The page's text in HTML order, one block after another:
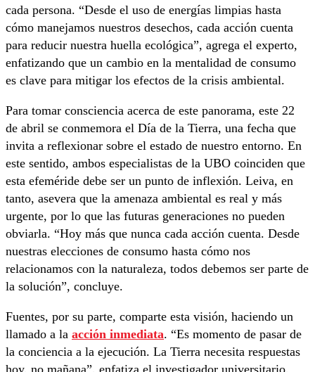
cada persona. “Desde el uso de energías limpias hasta
cómo manejamos nuestros desechos, cada acción cuenta
para reducir nuestra huella ecológica”, agrega el experto,
enfatizando que un cambio en la mentalidad de consumo
es clave para mitigar los efectos de la crisis ambiental.
Para tomar consciencia acerca de este panorama, este 22
de abril se conmemora el Día de la Tierra, una fecha que
invita a reflexionar sobre el estado de nuestro entorno. En
este sentido, ambos especialistas de la UBO coinciden que
esta efeméride debe ser un punto de inflexión. Leiva, en
tanto, asevera que la amenaza ambiental es real y más
urgente, por lo que las futuras generaciones no pueden
obviarla. “Hoy más que nunca cada acción cuenta. Desde
nuestras elecciones de consumo hasta cómo nos
relacionamos con la naturaleza, todos debemos ser parte de
la solución”, concluye.
Fuentes, por su parte, comparte esta visión, haciendo un
llamado a la acción inmediata. “Es momento de pasar de
la conciencia a la ejecución. La Tierra necesita respuestas
hoy, no mañana”, enfatiza el investigador universitario.